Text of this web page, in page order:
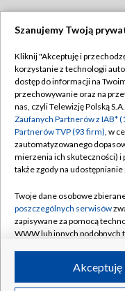
Abonament TVP
Emisja w TVP
Centrum informacji
Naziemna Telewizja
Rada Programowa
System NOS
Informacje o
Program dla prasy
©2026
Szanujemy Twoją
Kliknij "Akceptuję i
korzystanie z technologii
dostęp do informacji na
przechowywanie oraz na
nas, czyli Telewizję Polską
Zaufanych Partnerów z IAB*
Partnerów TVP (93 firm), w
zautomatyzowanego
mierzenia ich skuteczności) i
także zgody na
Twoje dane osobowe
poszczególnych serwisów
zapisywane za pomocą
WWW lub innych
ruchu w Internecie.Akceptuję